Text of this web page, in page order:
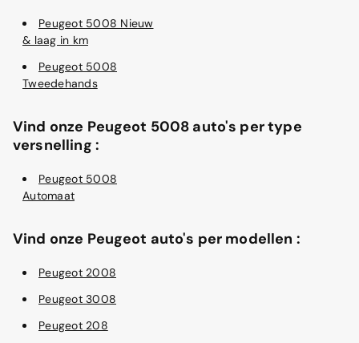
Peugeot 5008 Nieuw
& laag in km
Peugeot 5008
Tweedehands
Vind onze Peugeot 5008 auto's per type
versnelling :
Peugeot 5008
Automaat
Vind onze Peugeot auto's per modellen :
Peugeot 2008
Peugeot 3008
Peugeot 208